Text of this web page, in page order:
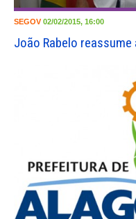
SEGOV02/02/2015, 16:00
João Rabelo